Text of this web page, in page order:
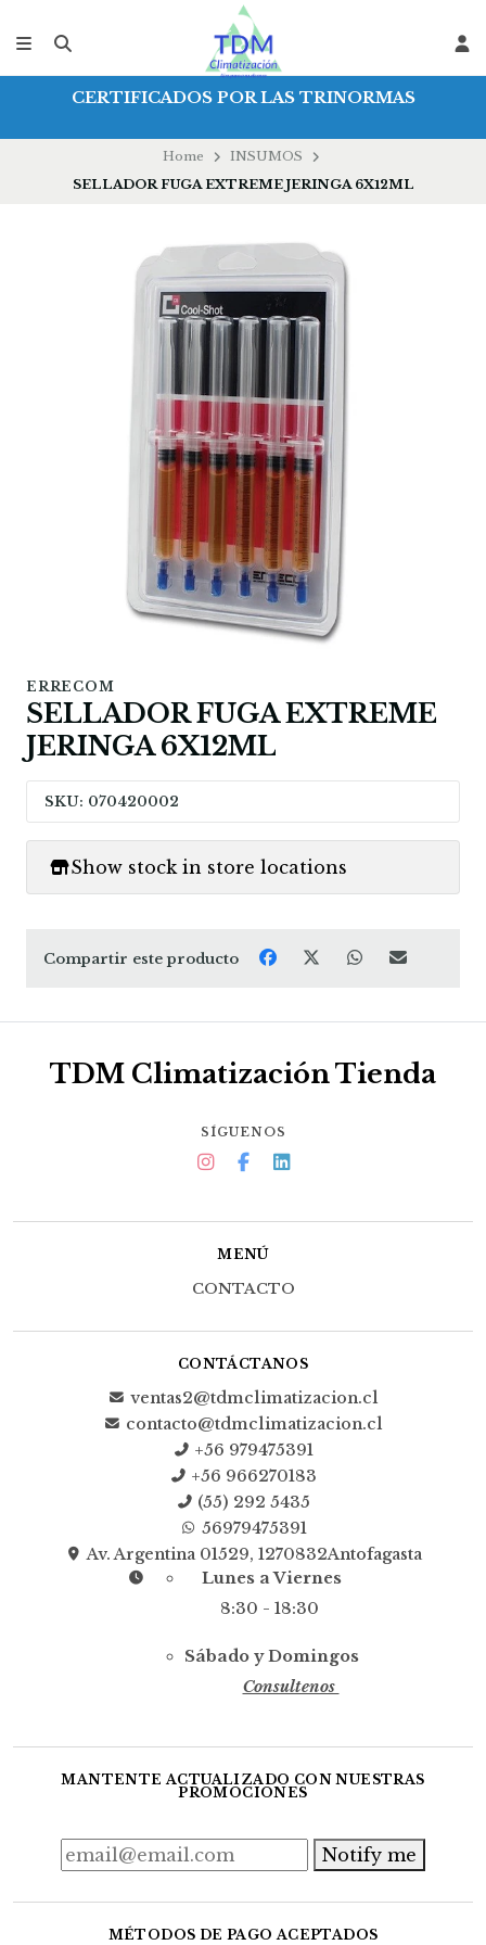
CERTIFICADOS POR LAS TRINORMAS
Home
INSUMOS
SELLADOR FUGA EXTREME JERINGA 6X12ML
ERRECOM
SELLADOR FUGA EXTREME
JERINGA 6X12ML
SKU: 070420002
Show stock in store locations
Compartir este producto
TDM Climatización Tienda
SÍGUENOS
MENÚ
CONTACTO
CONTÁCTANOS
ventas2@tdmclimatizacion.cl
contacto@tdmclimatizacion.cl
+56 979475391
+56 966270183
(55) 292 5435
56979475391
Av. Argentina 01529, 1270832Antofagasta
Lunes a Viernes
8:30 - 18:30
Sábado y Domingos
Consultenos
MANTENTE ACTUALIZADO CON NUESTRAS
PROMOCIONES
Notify me
MÉTODOS DE PAGO ACEPTADOS